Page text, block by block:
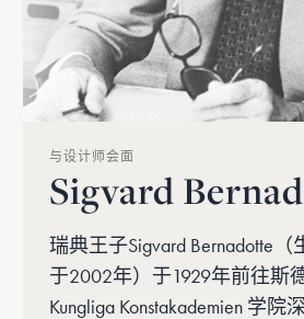
与设计师会面
Sigvard
瑞典王子Sigvard Bernadotte
于2002年）于1929年前往斯
Kungliga Konstakademien 学院